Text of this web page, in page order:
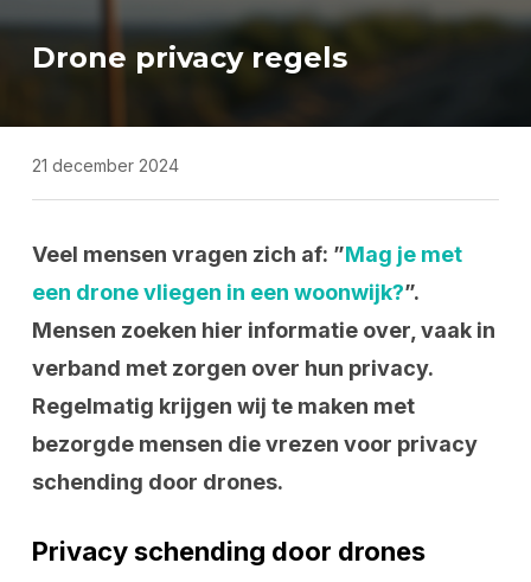
Drone privacy regels
21 december 2024
Veel mensen vragen zich af: ”Mag je met
een drone vliegen in een woonwijk?”.
Mensen zoeken hier informatie over, vaak in
verband met zorgen over hun privacy.
Regelmatig krijgen wij te maken met
bezorgde mensen die vrezen voor privacy
schending door drones.
Privacy schending door drones